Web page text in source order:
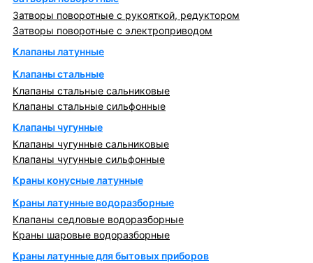
Затворы поворотные с рукояткой, редуктором
Затворы поворотные с электроприводом
Клапаны латунные
Клапаны стальные
Клапаны стальные сальниковые
Клапаны стальные сильфонные
Клапаны чугунные
Клапаны чугунные сальниковые
Клапаны чугунные сильфонные
Краны конусные латунные
Краны латунные водоразборные
Клапаны седловые водоразборные
Краны шаровые водоразборные
Краны латунные для бытовых приборов